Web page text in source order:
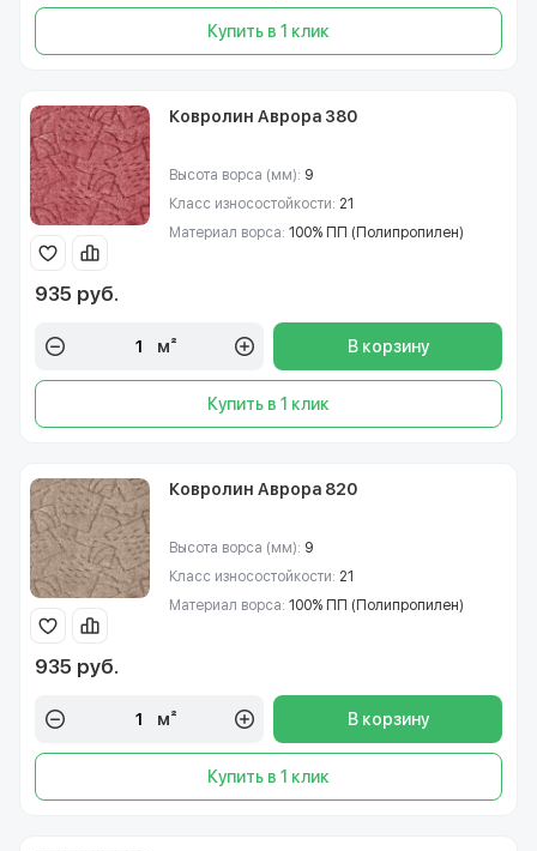
Купить в 1 клик
Ковролин Аврора 380
Высота ворса (мм): 9
Класс износостойкости: 21
Материал ворса: 100% ПП (Полипропилен)
935 руб.
м² В корзину
Купить в 1 клик
Ковролин Аврора 820
Высота ворса (мм): 9
Класс износостойкости: 21
Материал ворса: 100% ПП (Полипропилен)
935 руб.
м² В корзину
Купить в 1 клик